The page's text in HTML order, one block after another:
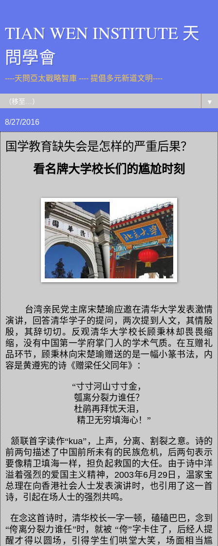
TIAN WEN INSTITUTE 天
問學會
----天問亞太戰略智庫 ---- 提倡多元新道文明----
▼
8/27/2016
国学教育缺失会是怎样的严重后果？
看名牌大学校长们的尴尬时刻
台湾亲民党主席宋楚瑜应邀在清华大学发表激情
演讲，回答清华学子的提问，两次提到人文，其情殷
殷，其辞切切。反观清华大学校长顾秉林却畏畏缩
缩，没有中国第一学府掌门人的学术气质。在互赠礼
品环节，顾秉林向宋楚瑜赠送的是一幅小篆书法，内
容是黄遵宪的诗《赠梁任父同年》：
“寸寸河山寸寸金，
瓠离分裂力谁任？
杜鹃再拜忧天泪，
精卫无穷填海心！”
颔联首字读作“kua”，上声，分离、割裂之意。诗的
前两句描述了中国前所未有的民族危机，后两句表示
要像精卫填海一样，担负起救国的大任。由于诗中洋
溢着强烈的爱国主义精神， 2003年6月 29日，温家宝
总理在向香港社会人士发表演讲时，也引用了这一首
诗，引起在场人士的强烈共鸣。
在念这首诗时，清华校长一字一顿，磕磕巴巴，念到
“侉离分裂力谁任”时，就被 “侉”字卡住了，后经人提
醒才得以圆场，引得学生们哄堂大笑，场面相当尴